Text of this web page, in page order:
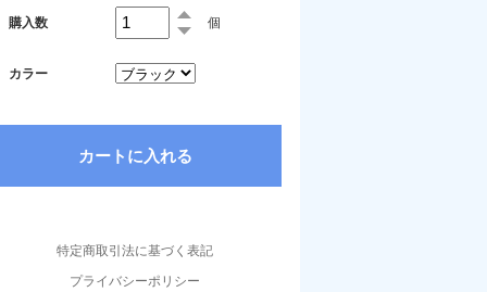
購入数 個
カラー
特定商取引法に基づく表記
プライバシーポリシー